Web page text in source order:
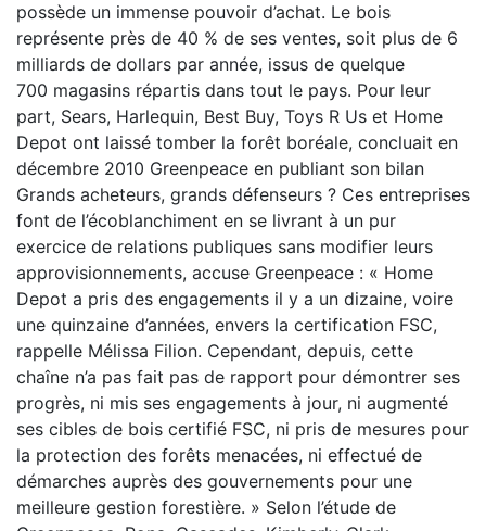
possède un immense pouvoir d’achat. Le bois
représente près de 40 % de ses ventes, soit plus de 6
milliards de dollars par année, issus de quelque
700 magasins répartis dans tout le pays. Pour leur
part, Sears, Harlequin, Best Buy, Toys R Us et Home
Depot ont laissé tomber la forêt boréale, concluait en
décembre 2010 Greenpeace en publiant son bilan
Grands acheteurs, grands défenseurs ? Ces entreprises
font de l’écoblanchiment en se livrant à un pur
exercice de relations publiques sans modifier leurs
approvisionnements, accuse Greenpeace : « Home
Depot a pris des engagements il y a un dizaine, voire
une quinzaine d’années, envers la certification FSC,
rappelle Mélissa Filion. Cependant, depuis, cette
chaîne n’a pas fait pas de rapport pour démontrer ses
progrès, ni mis ses engagements à jour, ni augmenté
ses cibles de bois certifié FSC, ni pris de mesures pour
la protection des forêts menacées, ni effectué de
démarches auprès des gouvernements pour une
meilleure gestion forestière. » Selon l’étude de